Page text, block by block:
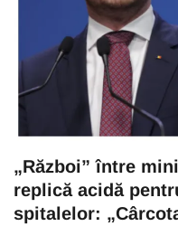
„Război” între
replică acidă
spitalelor: